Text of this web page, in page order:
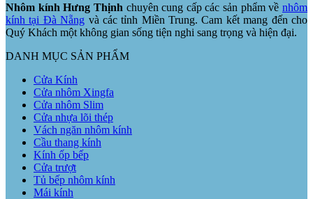
Nhôm kính Hưng Thịnh chuyên cung cấp các sản phẩm vềnhôm
kính tại Đà Nẵng và các tỉnh Miền Trung. Cam kết mang đến cho
Quý Khách một không gian sống tiện nghi sang trọng và hiện đại.
DANH MỤC SẢN PHẨM
Cửa Kính
Cửa nhôm Xingfa
Cửa nhôm Slim
Cửa nhựa lõi thép
Vách ngăn nhôm kính
Cầu thang kính
Kính ốp bếp
Cửa trượt
Tủ bếp nhôm kính
Mái kính